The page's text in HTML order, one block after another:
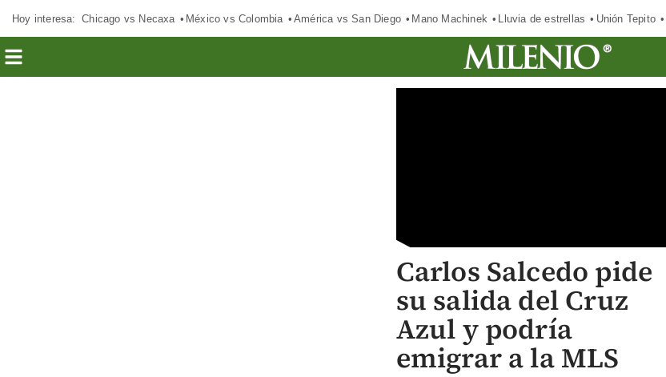
Hoy interesa: Chicago vs Necaxa México vs Colombia América vs San Diego Mano Machinek Lluvia de estrellas Unión Tepito
Carlos Salcedo pide
su salida del Cruz
Azul y podría
emigrar a la MLS